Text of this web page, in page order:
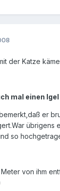
der Katze
mal einen
er
übrigens
so
von ihm